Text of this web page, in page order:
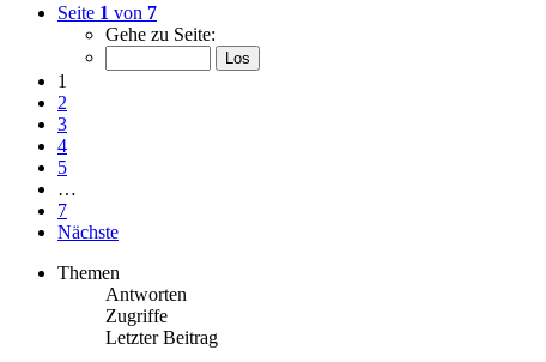
Seite 1 von 7
Gehe zu Seite:
1
2
3
4
5
…
7
Nächste
Themen
Antworten
Zugriffe
Letzter Beitrag